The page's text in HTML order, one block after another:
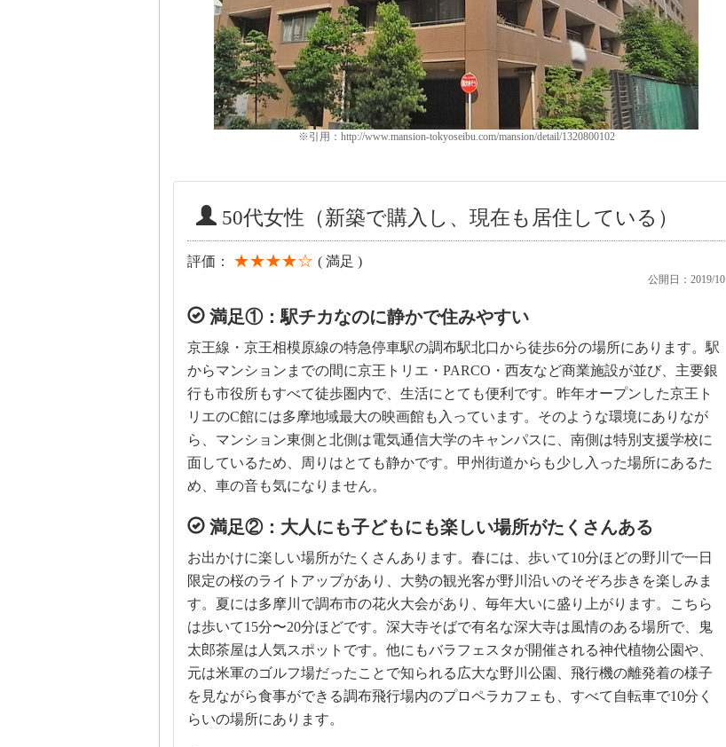
※引用：http://www.mansion-tokyoseibu.com/mansion/detail/1320800102
50代女性（新築で購入し、現在も居住している）
評価： ★★★★☆ ( 満足 )
公開日：2019/10
満足①：駅チカなのに静かで住みやすい
京王線・京王相模原線の特急停車駅の調布駅北口から徒歩6分の場所にあります。駅
からマンションまでの間に京王トリエ・PARCO・西友など商業施設が並び、主要銀
行も市役所もすべて徒歩圏内で、生活にとても便利です。昨年オープンした京王ト
リエのC館には多摩地域最大の映画館も入っています。そのような環境にありなが
ら、マンション東側と北側は電気通信大学のキャンパスに、南側は特別支援学校に
面しているため、周りはとても静かです。甲州街道からも少し入った場所にあるた
め、車の音も気になりません。
満足②：大人にも子どもにも楽しい場所がたくさんある
お出かけに楽しい場所がたくさんあります。春には、歩いて10分ほどの野川で一日
限定の桜のライトアップがあり、大勢の観光客が野川沿いのそぞろ歩きを楽しみま
す。夏には多摩川で調布市の花火大会があり、毎年大いに盛り上がります。こちら
は歩いて15分〜20分ほどです。深大寺そばで有名な深大寺は風情のある場所で、鬼
太郎茶屋は人気スポットです。他にもバラフェスタが開催される神代植物公園や、
元は米軍のゴルフ場だったことで知られる広大な野川公園、飛行機の離発着の様子
を見ながら食事ができる調布飛行場内のプロペラカフェも、すべて自転車で10分く
らいの場所にあります。